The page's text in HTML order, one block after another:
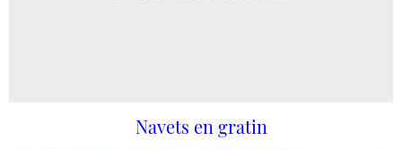
Navets en gratin